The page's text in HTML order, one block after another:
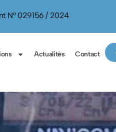
N° 029156 / 2024
Actualités Contact